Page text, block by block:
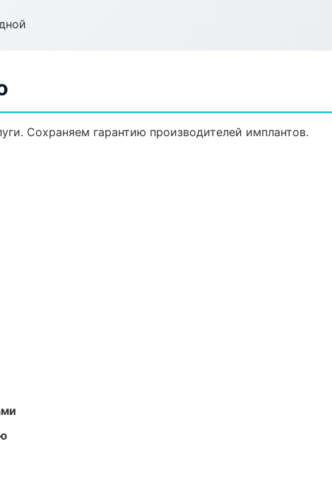
Сохраняем гарантию производителей имплантов.